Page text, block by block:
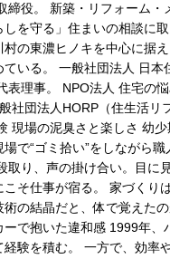
締役。 新築・リフォーム・
しを守る」住まいの相談に
の東濃ヒノキを中心に据
ている。 一般社団法人 日本
表理事。 NPO法人 住宅の
社団法人HORP（住生活リ
現場の泥臭さと楽しさ 幼
で“ゴミ拾い”をしながら
取り、声の掛け合い。目に
こそ仕事が宿る。 家づくり
術の結晶だと、体で覚えた
ーで抱いた違和感 1999年、
経験を積む。 一方で、効率